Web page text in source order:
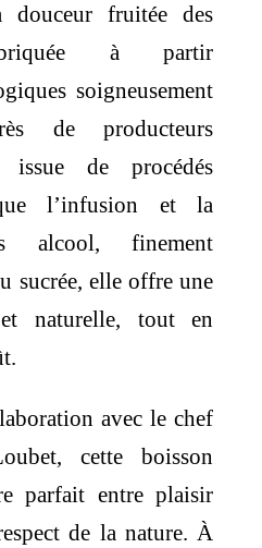
fruitée des
à partir
soigneusement
de producteurs
de procédés
l’infusion et la
alcool, finement
sucrée, elle offre une
naturelle, tout en
avec le chef
cette boisson
parfait entre plaisir
de la nature. À